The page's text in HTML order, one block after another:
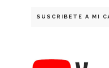
SUSCRIBETE A MI